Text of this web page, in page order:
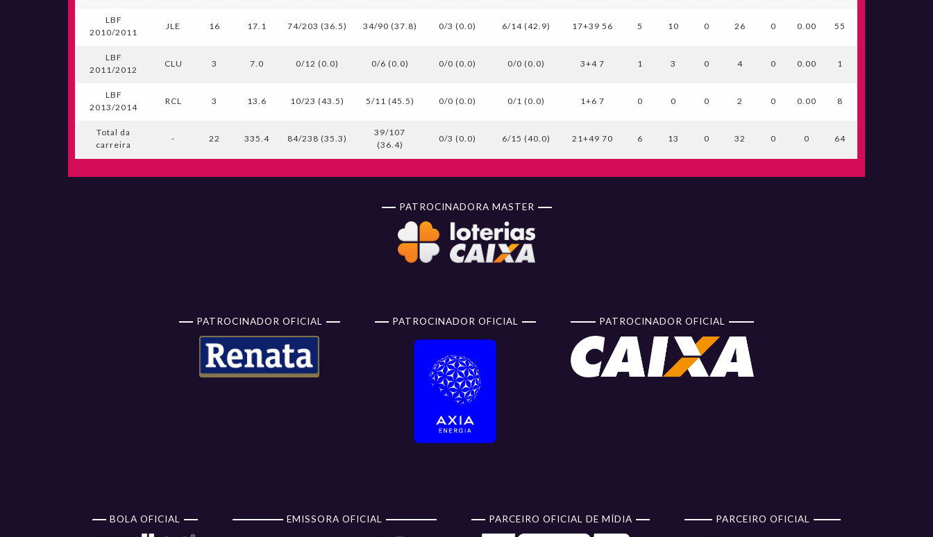
LBF
2010/2011
JLE 16 17.1 74/203 (36.5) 34/90 (37.8) 0/3 (0.0) 6/14 (42.9) 17+39 56 5 10 0 26 0 0.00 55
LBF
2011/2012
CLU 3 7.0 0/12 (0.0) 0/6 (0.0) 0/0 (0.0) 0/0 (0.0) 3+4 7 1 3 0 4 0 0.00 1
LBF
2013/2014
RCL 3 13.6 10/23 (43.5) 5/11 (45.5) 0/0 (0.0) 0/1 (0.0) 1+6 7 0 0 0 2 0 0.00 8
Total da
carreira
- 22 335.4 84/238 (35.3)
39/107
(36.4)
0/3 (0.0) 6/15 (40.0) 21+49 70 6 13 0 32 0 0 64
PATROCINADORA MASTER
PATROCINADOR OFICIAL PATROCINADOR OFICIAL PATROCINADOR OFICIAL
BOLA OFICIAL EMISSORA OFICIAL PARCEIRO OFICIAL DE MÍDIA PARCEIRO OFICIAL